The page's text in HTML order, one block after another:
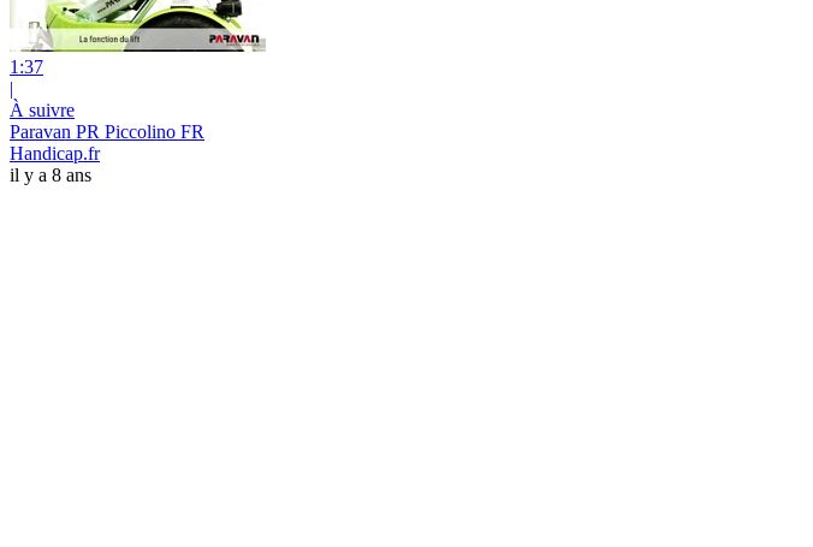
1:37
|
À suivre
Paravan PR Piccolino FR
Handicap.fr
il y a 8 ans